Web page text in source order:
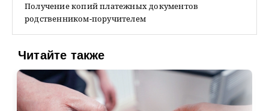
Получение копий платежных документов
родственником-поручителем
Читайте также